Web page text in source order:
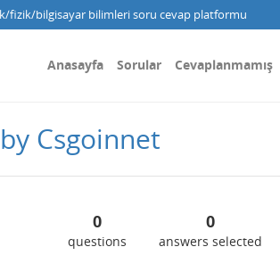
fizik/bilgisayar bilimleri soru cevap platformu
Anasayfa Sorular Cevaplanmamış
Csgoinnet
0
questions
0
answers selected